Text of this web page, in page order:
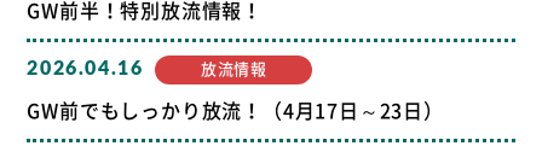
GW前半！特別放流情報！
2026.04.16 放流情報
GW前でもしっかり放流！（4月17日～23日）